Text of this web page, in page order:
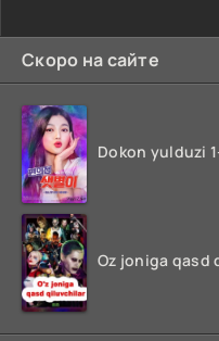
Скоро на сайте